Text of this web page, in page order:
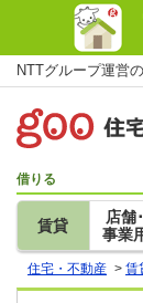
NTTグループ運営
借りる
賃貸
店舗･
事業
住宅・不動産 > 賃